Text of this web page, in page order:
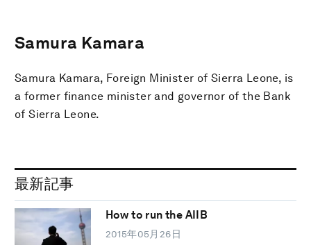
Samura Kamara
Samura Kamara, Foreign Minister of Sierra Leone, is
a former finance minister and governor of the Bank
of Sierra Leone.
最新記事
How to run the AIIB
2015年05月26日